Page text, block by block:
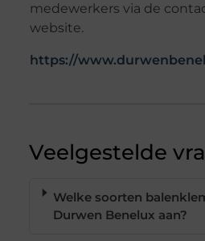
medewerkers via de
website.
https://
Veelgestelde
Welke soorten
Durwen Benelux aan?